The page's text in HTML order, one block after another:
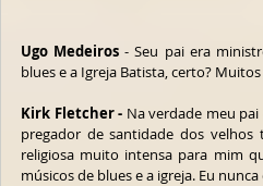
Ugo Medeiros - Seu pai era
blues e a Igreja Batista, certo?
Kirk Fletcher - Na verdade meu
pregador de santidade dos velhos
religiosa muito intensa para mim
músicos de blues e a igreja. Eu